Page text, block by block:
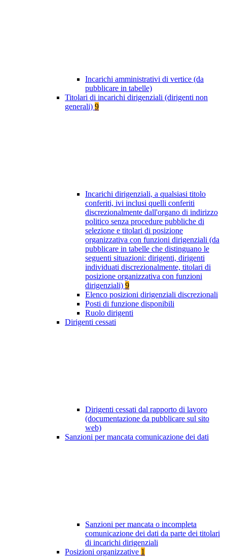
Incarichi amministrativi di vertice (da
pubblicare in tabelle)
Titolari di incarichi dirigenziali (dirigenti non
generali) 9
Incarichi dirigenziali, a qualsiasi titolo
conferiti, ivi inclusi quelli conferiti
discrezionalmente dall'organo di indirizzo
politico senza procedure pubbliche di
selezione e titolari di posizione
organizzativa con funzioni dirigenziali (da
pubblicare in tabelle che distinguano le
seguenti situazioni: dirigenti, dirigenti
individuati discrezionalmente, titolari di
posizione organizzativa con funzioni
dirigenziali) 9
Elenco posizioni dirigenziali discrezionali
Posti di funzione disponibili
Ruolo dirigenti
Dirigenti cessati
Dirigenti cessati dal rapporto di lavoro
(documentazione da pubblicare sul sito
web)
Sanzioni per mancata comunicazione dei dati
Sanzioni per mancata o incompleta
comunicazione dei dati da parte dei titolari
di incarichi dirigenziali
Posizioni organizzative 1